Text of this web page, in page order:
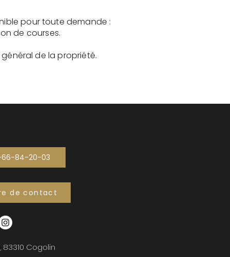
pour toute demande :
de courses.
de la propriété.
84-20-03
de contact
83310 Cogolin